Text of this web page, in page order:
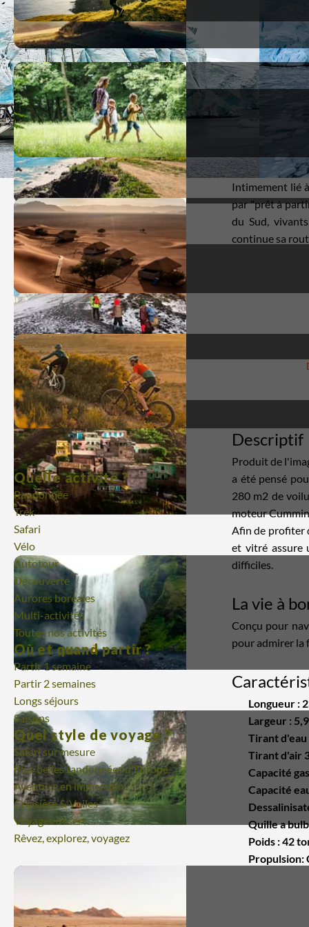
Quelle activité ?
Randonnée
Trek
Safari
Vélo
Autotour
Découverte
Aurores boréales
Multi-activités
Toutes nos activités
Où et quand partir ?
Partir 1 semaine
Partir 2 semaines
Longs séjours
Saisons
Quel style de voyage ?
Safari sur mesure
Plus belles randonnées d'Europe
Aventure en immersion
Croisière & Voiles
Voyages désert
Rêvez, explorez, voyagez
Intimement lié
par "prêt à
du Sud,
continue sa
Descriptif
Produit de
a été pensé
280 m2 de
moteur
Afin de profiter
et vitré assure
difficiles.
La vie à
Conçu pour
pour admirer la
Longueur :
Largeur :
Tirant d'eau
Tirant d'air
Capacité
Capacité
Quille a
Poids : 42
Propulsion: